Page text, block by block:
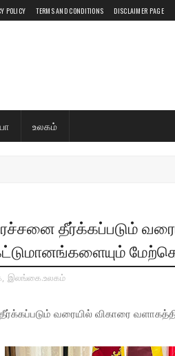
POLICY TERMS AND CONDITIONS DISCLAIMER PAGE
உலகம்
தீர்க்கப்படும்
, இலங்கை.உலகம்
வரையில் விகாரை